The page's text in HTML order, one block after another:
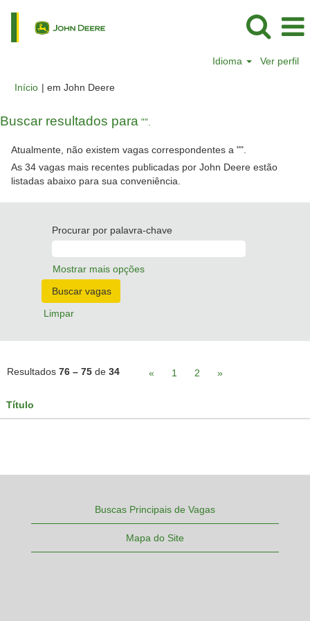
Idioma Ver perfil
Início | em John Deere(página
Buscar resultados para "".
Atualmente, não existem vagas correspondentes a "".
As 34 vagas mais recentes publicadas por John Deere estão
listadas abaixo para sua conveniência.
Procurar por palavra-chave
Mostrar mais opções
Limpar
Resultados 76 – 75 de 34 « 1 2 »
Título
Buscas Principais de Vagas
Mapa do Site